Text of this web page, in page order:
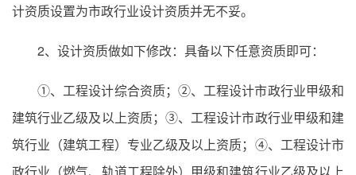
计资质设置为市政行业设计资质并无不妥。
2、设计资质做如下修改：具备以下任意资质即可：
①、工程设计综合资质；②、工程设计市政行业甲级和
建筑行业乙级及以上资质；③、工程设计市政行业甲级和建
筑行业（建筑工程）专业乙级及以上资质；④、工程设计市
政行业（燃气、轨道工程除外）甲级和建筑行业乙级及以上